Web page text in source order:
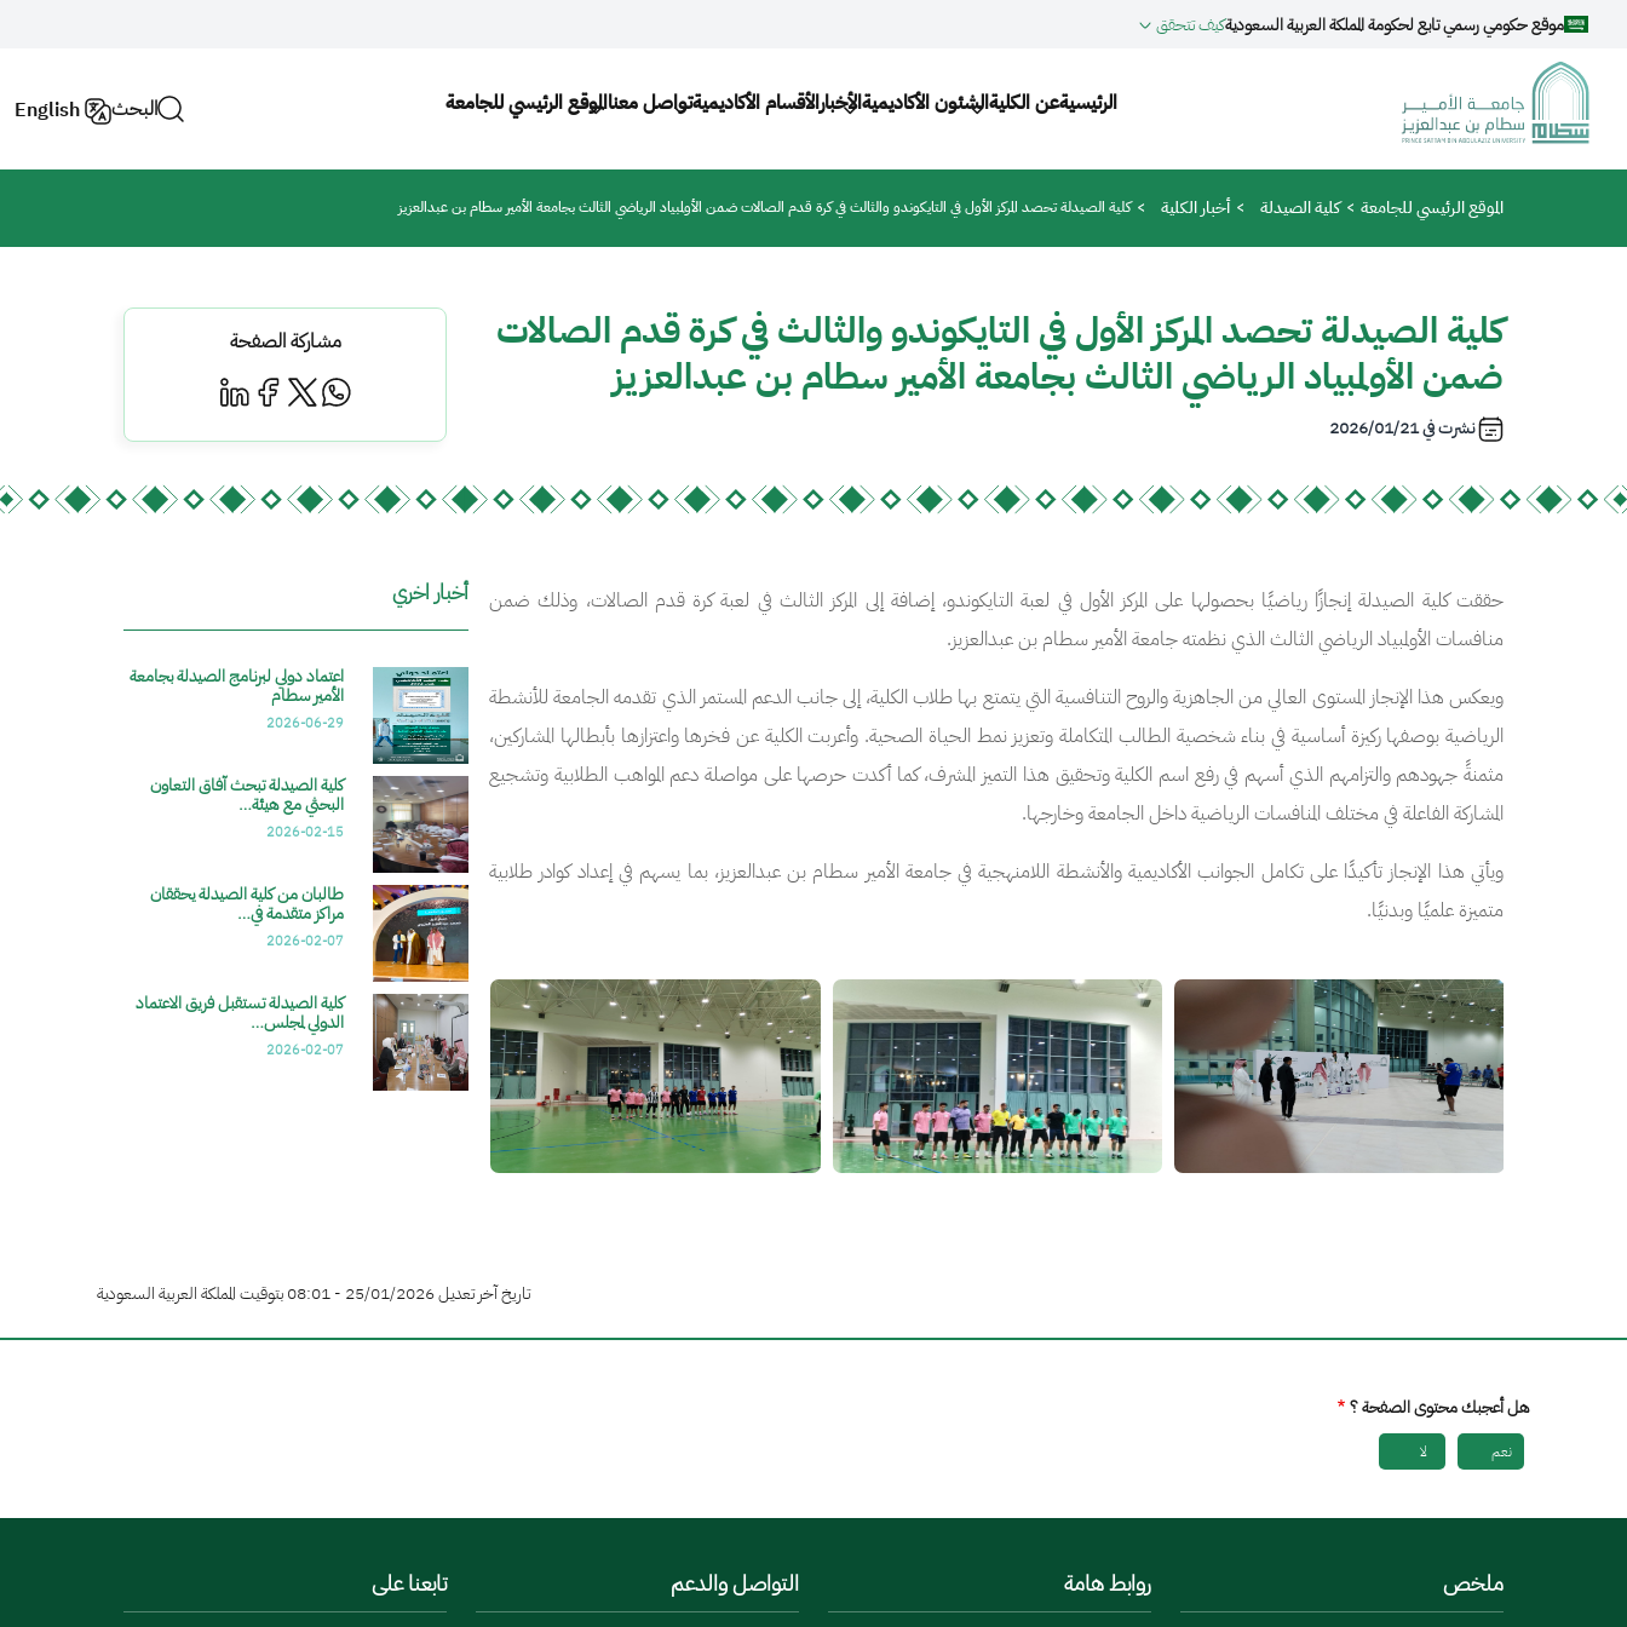
تجاوز إلى المحتوى الرئيسي
موقع حكومي رسمي تابع لحكومة المملكة العربية السعوديةكيف تتحقق
Main navigation
الرئيسيةعن الكليةالشئون الأكاديميةالأخبارالأقسام الأكاديميةتواصل معناالموقع الرئيسي للجامعة البحث English
مسار التنقل
الموقع الرئيسي للجامعة كلية الصيدلة أخبار الكلية كلية الصيدلة تحصد المركز الأول في التايكوندو والثالث في كرة قدم الصالات ضمن الأولمبياد الرياضي الثالث بجامعة الأمير سطام بن عبدالعزيز
كلية الصيدلة تحصد المركز الأول في التايكوندو والثالث في كرة قدم الصالات
ضمن الأولمبياد الرياضي الثالث بجامعة الأمير سطام بن عبدالعزيز
نشرت في2026/01/21
مشاركة الصفحة
حققت كلية الصيدلة إنجازًا رياضيًا بحصولها على المركز الأول في لعبة التايكوندو، إضافة إلى المركز الثالث في لعبة كرة قدم الصالات، وذلك ضمن
منافسات الأولمبياد الرياضي الثالث الذي نظمته جامعة الأمير سطام بن عبدالعزيز.
ويعكس هذا الإنجاز المستوى العالي من الجاهزية والروح التنافسية التي يتمتع بها طلاب الكلية، إلى جانب الدعم المستمر الذي تقدمه الجامعة للأنشطة
الرياضية بوصفها ركيزة أساسية في بناء شخصية الطالب المتكاملة وتعزيز نمط الحياة الصحية. وأعربت الكلية عن فخرها واعتزازها بأبطالها المشاركين،
مثمنةً جهودهم والتزامهم الذي أسهم في رفع اسم الكلية وتحقيق هذا التميز المشرف، كما أكدت حرصها على مواصلة دعم المواهب الطلابية وتشجيع
المشاركة الفاعلة في مختلف المنافسات الرياضية داخل الجامعة وخارجها.
ويأتي هذا الإنجاز تأكيدًا على تكامل الجوانب الأكاديمية والأنشطة اللامنهجية في جامعة الأمير سطام بن عبدالعزيز، بما يسهم في إعداد كوادر طلابية
متميزة علميًا وبدنيًا.
الصورة الصورة الصورة الصورة
أخبار اخري
‎اعتماد دولي لبرنامج الصيدلة بجامعة
الأمير سطام
2026-06-29
كلية الصيدلة تبحث آفاق التعاون
البحثي مع هيئة…
2026-02-15
طالبان من كلية الصيدلة يحققان
مراكز متقدمة في…
2026-02-07
كلية الصيدلة تستقبل فريق الاعتماد
الدولي لمجلس…
2026-02-07
تاريخ آخر تعديل 25/01/2026 - 08:01 بتوقيت المملكة العربية السعودية
هل أعجبك محتوى الصفحة ؟
نعم لا
ملخص روابط هامة التواصل والدعم تابعنا على